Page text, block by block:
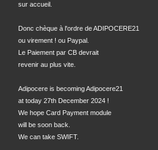
sur accueil.
Donc chèque à l'ordre de ADIPOCERE21
ou virement ! ou Paypal.
Le Paiement par CB devrait
revenir au plus vite.
Adipocere is becoming Adipocere21
at today 27th December 2024 !
We hope Card Payment module
will be soon back.
We can take SWIFT.